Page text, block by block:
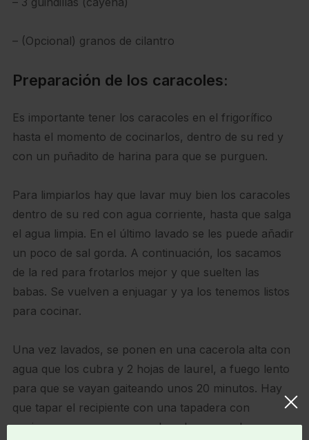
– (Opcional) granos de cilantro
Preparación de los caracoles:
Es importante tener los caracoles en el frigorífico
hasta el momento de cocinarlos, dentro de su red y
con un puñadito de harina para que se purguen.
Para limpiarlos hay que lavar muy bien los caracoles
dentro de su red con agua corriente, hasta que salga
el agua limpia. En el último lavado se les puede añadir
un poco de sal gorda. A continuación, los sacamos
de la red para frotarlos mejor y que suelten las
babas. Se vuelven a enjuagar y ya los tenemos listos
para cocinar.
Una vez lavados, se ponen en una cacerola alta con
agua que los cubra y 2 hojas de laurel, a fuego lento
para que se vayan gaiteando unos 20 minutos. Hay
que tapar el recipiente con una tapadera con
agujeros, para que no se salgan los caracoles y